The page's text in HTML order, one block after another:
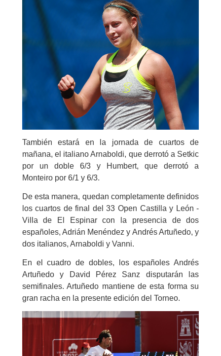
También estará en la jornada de cuartos de
mañana, el italiano Arnaboldi, que derrotó a Setkic
por un doble 6/3 y Humbert, que derrotó a
Monteiro por 6/1 y 6/3.
De esta manera, quedan completamente definidos
los cuartos de final del 33 Open Castilla y León -
Villa de El Espinar con la presencia de dos
españoles, Adrián Menéndez y Andrés Artuñedo, y
dos italianos, Arnaboldi y Vanni.
En el cuadro de dobles, los españoles Andrés
Artuñedo y David Pérez Sanz disputarán las
semifinales. Artuñedo mantiene de esta forma su
gran racha en la presente edición del Torneo.